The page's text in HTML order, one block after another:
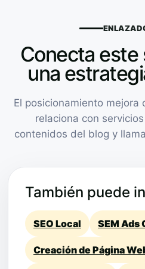
Conecta este
una
El posicionamiento mejora
relaciona con
contenidos del blog y
También puede
SEO Local SEM Ads
Creación de Página